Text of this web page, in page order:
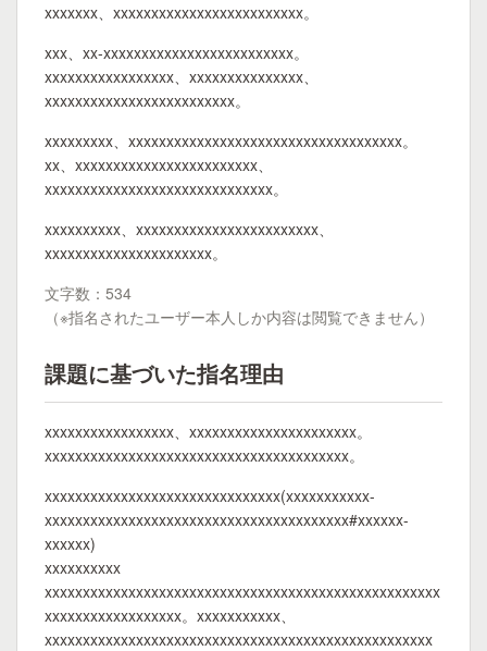
xxxxxxx、xxxxxxxxxxxxxxxxxxxxxxxxx。
xxx、xx-xxxxxxxxxxxxxxxxxxxxxxxxx。
xxxxxxxxxxxxxxxxx、xxxxxxxxxxxxxxx、
xxxxxxxxxxxxxxxxxxxxxxxxx。
xxxxxxxxx、xxxxxxxxxxxxxxxxxxxxxxxxxxxxxxxxxxxx。
xx、xxxxxxxxxxxxxxxxxxxxxxxx、
xxxxxxxxxxxxxxxxxxxxxxxxxxxxxx。
xxxxxxxxxx、xxxxxxxxxxxxxxxxxxxxxxxx、
xxxxxxxxxxxxxxxxxxxxxx。
文字数：534
（※指名されたユーザー本人しか内容は閲覧できません）
課題に基づいた指名理由
xxxxxxxxxxxxxxxxx、xxxxxxxxxxxxxxxxxxxxxx。
xxxxxxxxxxxxxxxxxxxxxxxxxxxxxxxxxxxxxxxx。
xxxxxxxxxxxxxxxxxxxxxxxxxxxxxxx(xxxxxxxxxxx-
xxxxxxxxxxxxxxxxxxxxxxxxxxxxxxxxxxxxxxxx#xxxxxx-
xxxxxx)
xxxxxxxxxx
xxxxxxxxxxxxxxxxxxxxxxxxxxxxxxxxxxxxxxxxxxxxxxxxxxxx
xxxxxxxxxxxxxxxxxx。xxxxxxxxxxx、
xxxxxxxxxxxxxxxxxxxxxxxxxxxxxxxxxxxxxxxxxxxxxxxxxxx